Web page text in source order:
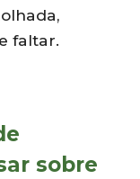
faltar.
sobre